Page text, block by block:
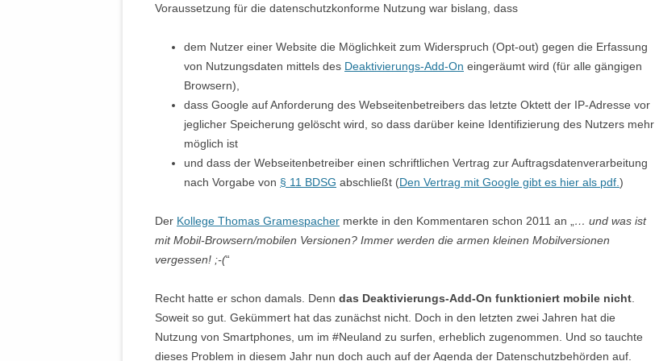
Voraussetzung für die datenschutzkonforme Nutzung war bislang, dass
dem Nutzer einer Website die Möglichkeit zum Widerspruch (Opt-out) gegen die Erfassung
von Nutzungsdaten mittels des Deaktivierungs-Add-On eingeräumt wird (für alle gängigen
Browsern),
dass Google auf Anforderung des Webseitenbetreibers das letzte Oktett der IP-Adresse vor
jeglicher Speicherung gelöscht wird, so dass darüber keine Identifizierung des Nutzers mehr
möglich ist
und dass der Webseitenbetreiber einen schriftlichen Vertrag zur Auftragsdatenverarbeitung
nach Vorgabe von § 11 BDSG abschließt (Den Vertrag mit Google gibt es hier als pdf. )
Der Kollege Thomas Gramespacher merkte in den Kommentaren schon 2011 an „ … und was ist
mit Mobil-Browsern/mobilen Versionen? Immer werden die armen kleinen Mobilversionen
vergessen! ;-(“
Recht hatte er schon damals. Denn das Deaktivierungs-Add-On funktioniert mobile nicht
Soweit so gut. Gekümmert hat das zunächst nicht. Doch in den letzten zwei Jahren hat die
Nutzung von Smartphones, um im #Neuland zu surfen, erheblich zugenommen. Und so tauchte
dieses Problem in diesem Jahr nun doch auch auf der Agenda der Datenschutzbehörden auf.